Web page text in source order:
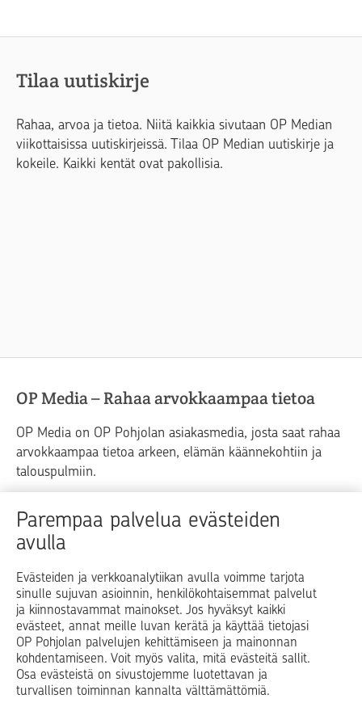
Parempaa palvelua evästeiden
avulla
Evästeiden ja verkkoanalytiikan avulla voimme tarjota
sinulle sujuvan asioinnin, henkilökohtaisemmat palvelut
ja kiinnostavammat mainokset. Jos hyväksyt kaikki
evästeet, annat meille luvan kerätä ja käyttää tietojasi
OP Pohjolan palvelujen kehittämiseen ja mainonnan
kohdentamiseen. Voit myös valita, mitä evästeitä sallit.
Osa evästeistä on sivustojemme luotettavan ja
turvallisen toiminnan kannalta välttämättömiä.
Tilaa uutiskirje
Rahaa, arvoa ja tietoa. Niitä kaikkia sivutaan OP Median
viikottaisissa uutiskirjeissä. Tilaa OP Median uutiskirje ja
kokeile. Kaikki kentät ovat pakollisia.
OP Media – Rahaa arvokkaampaa tietoa
OP Media on OP Pohjolan asiakasmedia, josta saat rahaa
arvokkaampaa tietoa arkeen, elämän käännekohtiin ja
talouspulmiin.
Raha Elämä
Yrityselämä
Blogit ja puheenvuorot
Op.fi OP Koti Pohjola Vahinkoapu
Facebook
X LinkedInInstagram